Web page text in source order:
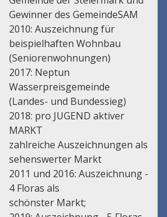
Gewinner des GemeindeSAM
2010: Auszeichnung für
beispielhaften Wohnbau
(Seniorenwohnungen)
2017: Neptun
Wasserpreisgemeinde
(Landes- und Bundessieg)
2018: pro JUGEND aktiver
MARKT
zahlreiche Auszeichnungen als
sehenswerter Markt
2011 und 2016: Auszeichnung -
4 Floras als
schönster Markt;